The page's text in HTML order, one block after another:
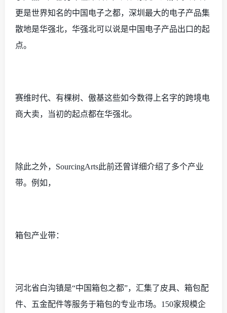
更是世界知名的中国电子之都，深圳最大的电子产品集
散地是华强北，华强北可以说是中国电子产品出口的起
点。
赛维时代、有棵树、傲基这些如今数得上名字的跨境电
商大卖，当初的起点都在华强北。
除此之外， SourcingArts此前还曾详细介绍了多个产业
带。例如，
箱包产业带：
河北省白沟镇是“中国箱包之都”，汇集了皮具、箱包配
件、五金配件等服务于箱包的专业市场。150家规模企